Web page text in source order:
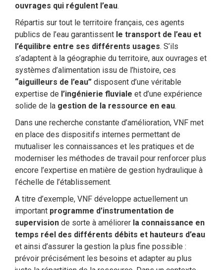
ouvrages qui régulent l’eau.
Répartis sur tout le territoire français, ces agents
publics de l’eau garantissent le transport de l’eau et
l’équilibre entre ses différents usages. S’ils
s’adaptent à la géographie du territoire, aux ouvrages et
systèmes d’alimentation issu de l’histoire, ces
“aiguilleurs de l’eau” disposent d’une véritable
expertise de l’ingénierie fluviale et d’une expérience
solide de la gestion de la ressource en eau.
Dans une recherche constante d’amélioration, VNF met
en place des dispositifs internes permettant de
mutualiser les connaissances et les pratiques et de
moderniser les méthodes de travail pour renforcer plus
encore l’expertise en matière de gestion hydraulique à
l’échelle de l’établissement.
A titre d’exemple, VNF développe actuellement un
important programme d’instrumentation de
supervision de sorte à améliorer la connaissance en
temps réel des différents débits et hauteurs d’eau
et ainsi d’assurer la gestion la plus fine possible :
prévoir précisément les besoins et adapter au plus